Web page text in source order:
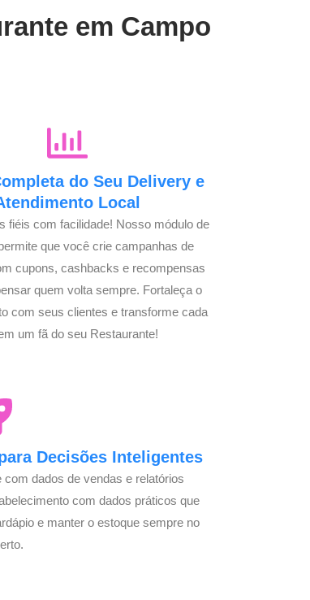
em Campo
do Seu Delivery e
Local
fiéis com facilidade! Nosso módulo de
que você crie campanhas de
cupons, cashbacks e recompensas
quem volta sempre. Fortaleça o
com seus clientes e transforme cada
um fã do seu Restaurante!
Decisões Inteligentes
dados de vendas e relatórios
com dados práticos que
e manter o estoque sempre no